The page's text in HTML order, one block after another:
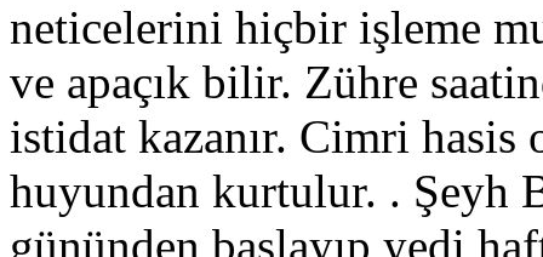
neticelerini hiçbir işleme
ve apaçık bilir. Zühre
istidat kazanır. Cimri hasis
huyundan kurtulur. . Şeyh
gününden başlayıp yedi